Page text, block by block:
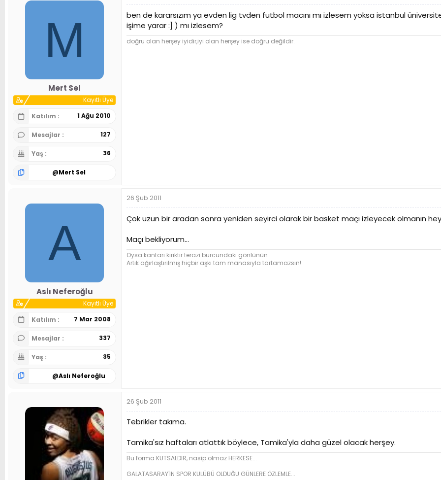
M
Mert Sel
Kayıtlı Üye
Katılım
1 Ağu 2010
Mesajlar 127
Yaş 36
@Mert Sel
ben de kararsızım ya evden lig tvden futbol macını mı izlesem yoksa istanbul
işime yarar :] ) mı izlesem?
doğru olan herşey iyidir,iyi olan herşey ise doğru değildir.
A
Aslı Neferoğlu
Kayıtlı Üye
Katılım
7 Mar 2008
Mesajlar 337
Yaş 35
@Aslı Neferoğlu
26 Şub 2011
Çok uzun bir aradan sonra yeniden seyirci olarak bir basket maçı izleyecek olmanın
Maçı bekliyorum...
Oysa kantarı kırıktır terazi burcundaki gönlünün
Artık ağırlaştırılmış hiçbir aşkı tam manasıyla tartamazsın!
26 Şub 2011
Tebrikler takıma.
Tamika'sız haftaları atlattık böylece, Tamika'yla daha güzel olacak herşey.
Bu forma KUTSALDIR, nasip olmaz HERKESE...
GALATASARAY'IN SPOR KULÜBÜ OLDUĞU GÜNLERE ÖZLEMLE...